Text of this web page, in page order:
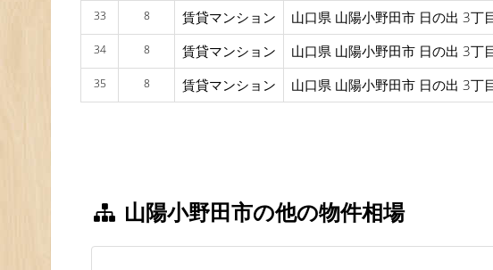
33 8 賃貸マンション 山口県 山陽小野田市 日の出 3丁
34 8 賃貸マンション 山口県 山陽小野田市 日の出 3丁
35 8 賃貸マンション 山口県 山陽小野田市 日の出 3丁
山陽小野田市の他の物件相場